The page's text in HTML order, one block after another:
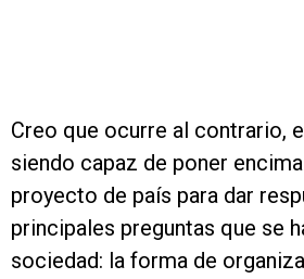
Creo que ocurre al contrario,
siendo capaz de poner
proyecto de país para dar
principales preguntas que se
sociedad: la forma de